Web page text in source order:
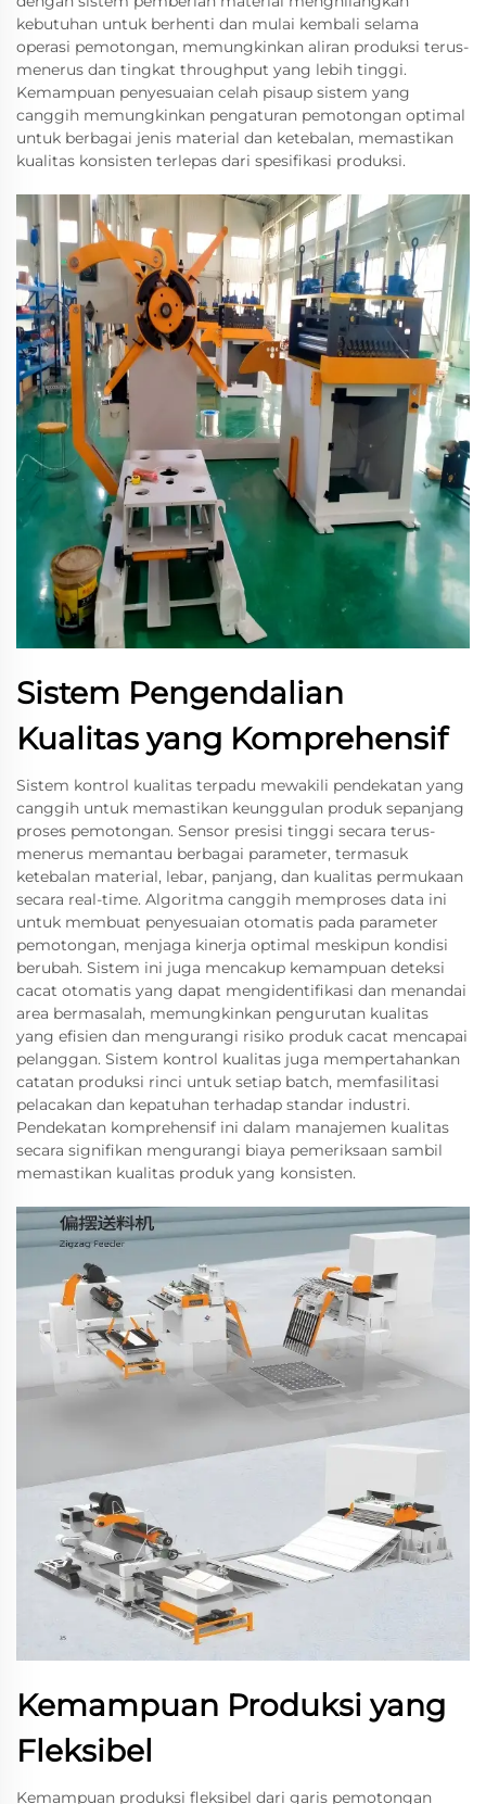
kebutuhan untuk berhenti dan mulai kembali selama
operasi pemotongan, memungkinkan aliran produksi terus-
menerus dan tingkat throughput yang lebih tinggi.
Kemampuan penyesuaian celah pisaup sistem yang
canggih memungkinkan pengaturan pemotongan optimal
untuk berbagai jenis material dan ketebalan, memastikan
kualitas konsisten terlepas dari spesifikasi produksi.
Sistem Pengendalian
Kualitas yang Komprehensif
Sistem kontrol kualitas terpadu mewakili pendekatan yang
canggih untuk memastikan keunggulan produk sepanjang
proses pemotongan. Sensor presisi tinggi secara terus-
menerus memantau berbagai parameter, termasuk
ketebalan material, lebar, panjang, dan kualitas permukaan
secara real-time. Algoritma canggih memproses data ini
untuk membuat penyesuaian otomatis pada parameter
pemotongan, menjaga kinerja optimal meskipun kondisi
berubah. Sistem ini juga mencakup kemampuan deteksi
cacat otomatis yang dapat mengidentifikasi dan menandai
area bermasalah, memungkinkan pengurutan kualitas
yang efisien dan mengurangi risiko produk cacat mencapai
pelanggan. Sistem kontrol kualitas juga mempertahankan
catatan produksi rinci untuk setiap batch, memfasilitasi
pelacakan dan kepatuhan terhadap standar industri.
Pendekatan komprehensif ini dalam manajemen kualitas
secara signifikan mengurangi biaya pemeriksaan sambil
memastikan kualitas produk yang konsisten.
Kemampuan Produksi yang
Fleksibel
Kemampuan produksi fleksibel dari garis pemotongan